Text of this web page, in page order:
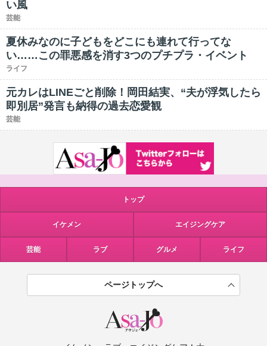
い風
芸能
夏休みなのに子どもをどこにも連れて行ってな
い……この罪悪感を消す3つのプチプラ・イベント
ライフ
元カレはLINEごと削除！岡田結実、“夫が浮気したら
即別居”発言も納得の過去恋愛観
芸能
トップ
イケメン エイジングケア
芸能 ラブ グルメ ライフ
ページトップへ